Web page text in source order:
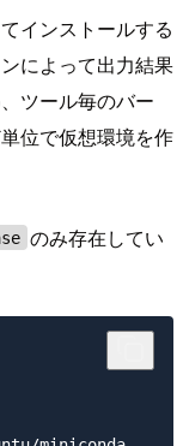
インストールする
によって出力結果
ツール毎のバー
位で仮想環境を作
のみ存在してい